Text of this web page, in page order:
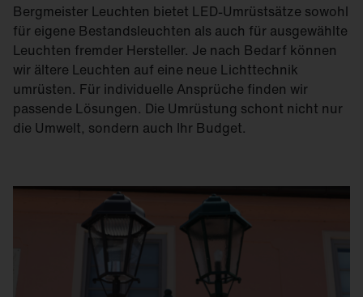
Bergmeister Leuchten bietet LED-Umrüstsätze sowohl
für eigene Bestandsleuchten als auch für ausgewählte
Leuchten fremder Hersteller. Je nach Bedarf können
wir ältere Leuchten auf eine neue Lichttechnik
umrüsten. Für individuelle Ansprüche finden wir
passende Lösungen. Die Umrüstung schont nicht nur
die Umwelt, sondern auch Ihr Budget.